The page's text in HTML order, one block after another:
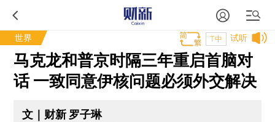
世界 试听
T中
马克龙和普京时隔三年重启首脑对
话 一致同意伊核问题必须外交解决
文｜财新 罗子琳